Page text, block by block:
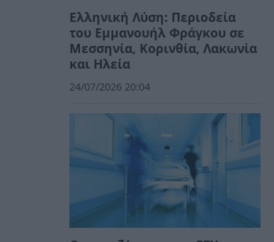
Ελληνική Λύση: Περιοδεία
του Εμμανουήλ Φράγκου σε
Μεσσηνία, Κορινθία, Λακωνία
και Ηλεία
24/07/2026 20:04